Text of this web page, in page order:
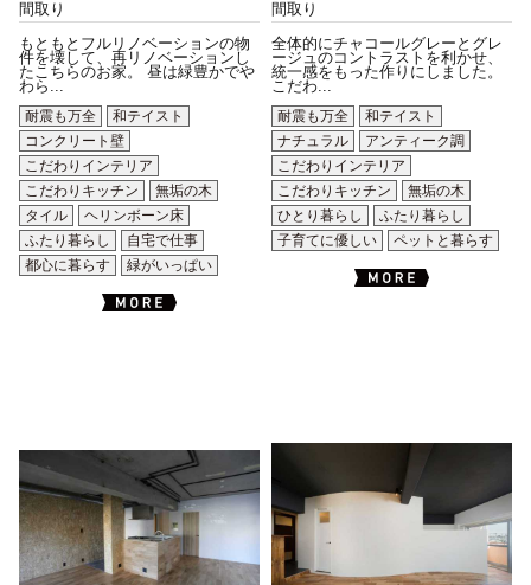
間取り
もともとフルリノベーションの物
件を壊して、再リノベーションし
たこちらのお家。 昼は緑豊かでや
わら...
耐震も万全
和テイスト
コンクリート壁
こだわりインテリア
こだわりキッチン
無垢の木
タイル
ヘリンボーン床
ふたり暮らし
自宅で仕事
都心に暮らす
緑がいっぱい
間取り
全体的にチャコールグレーとグレ
ージュのコントラストを利かせ、
統一感をもった作りにしました。
こだわ...
耐震も万全
和テイスト
ナチュラル
アンティーク調
こだわりインテリア
こだわりキッチン
無垢の木
ひとり暮らし
ふたり暮らし
子育てに優しい
ペットと暮らす